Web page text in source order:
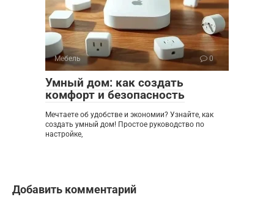
Мебель 0
Умный дом: как создать
комфорт и безопасность
Мечтаете об удобстве и экономии? Узнайте, как
создать умный дом! Простое руководство по
настройке,
Добавить комментарий